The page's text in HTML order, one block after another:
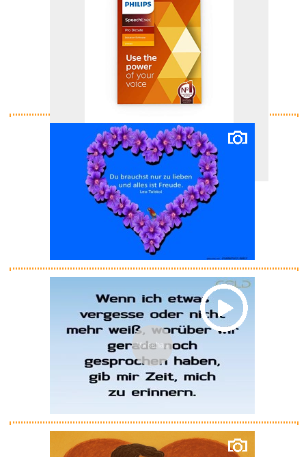
Frauen Sparkle Glänzend T...
Socialter HS N�8 - la Bataille...
Anzeige
Philips LFH4422 SpeechExec
Pro...
Immobilien-Schilderpfosten...
Anzeige
Vorschau